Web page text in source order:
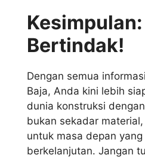
Bertindak!
Dengan semua
Baja, Anda kini lebih
dunia konstruksi
bukan sekadar
untuk masa depan
berkelanjutan. Jangan